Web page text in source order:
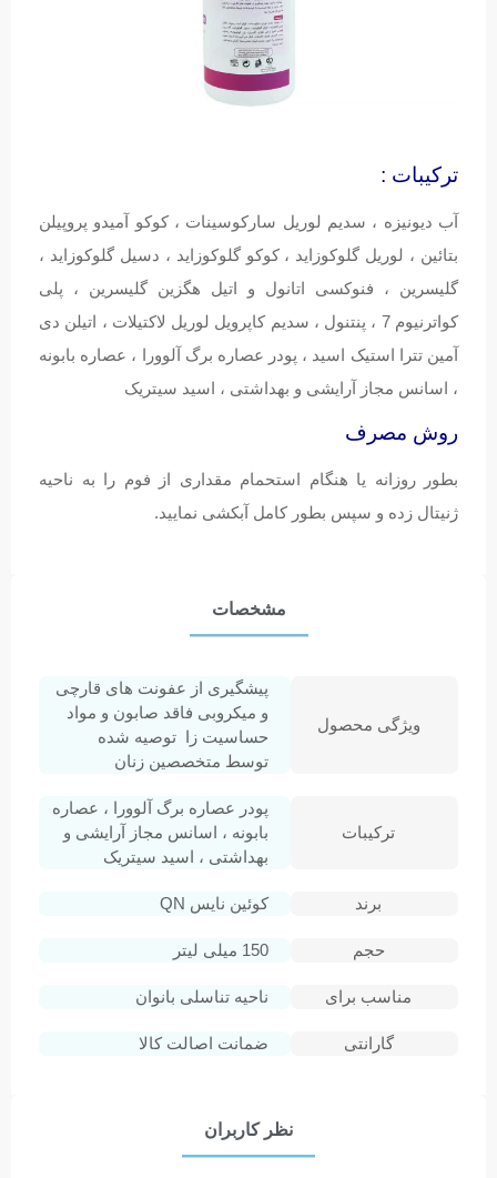
ترکیبات :
آب دیونیزه ، سدیم لوریل سارکوسینات ، کوکو آمیدو پروپیلن
بتائین ، لوریل گلوکوزاید ، کوکو گلوکوزاید ، دسیل گلوکوزاید ،
گلیسرین ، فنوکسی اتانول و اتیل هگزین گلیسرین ، پلی
کواترنیوم 7 ، پنتنول ، سدیم کاپرویل لوریل لاکتیلات ، اتیلن دی
آمین تترا استیک اسید ، پودر عصاره برگ آلوورا ، عصاره بابونه
، اسانس مجاز آرایشی و بهداشتی ، اسید سیتریک
روش مصرف
بطور روزانه یا هنگام استحمام مقداری از فوم را به ناحیه
ژنیتال زده و سپس بطور کامل آبکشی نمایید.
مشخصات
ویژگی محصول
پیشگیری از عفونت های قارچی
و میکروبی فاقد صابون و مواد
حساسیت زا توصیه شده
توسط متخصصین زنان
ترکیبات
پودر عصاره برگ آلوورا ، عصاره
بابونه ، اسانس مجاز آرایشی و
بهداشتی ، اسید سیتریک
برند کوئین نایس QN
حجم 150 میلی لیتر
مناسب برای ناحیه تناسلی بانوان
گارانتی ضمانت اصالت کالا
نظر کاربران